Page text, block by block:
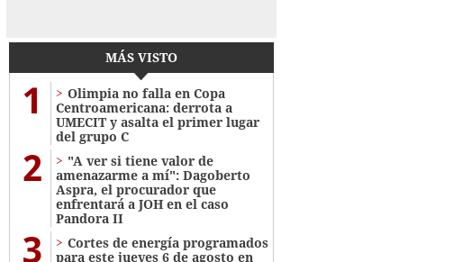
MÁS VISTO
1
Olimpia no falla en Copa
Centroamericana: derrota a
UMECIT y asalta el primer lugar
del grupo C
2
"A ver si tiene valor de
amenazarme a mí": Dagoberto
Aspra, el procurador que
enfrentará a JOH en el caso
Pandora II
3
Cortes de energía programados
para este jueves 6 de agosto en